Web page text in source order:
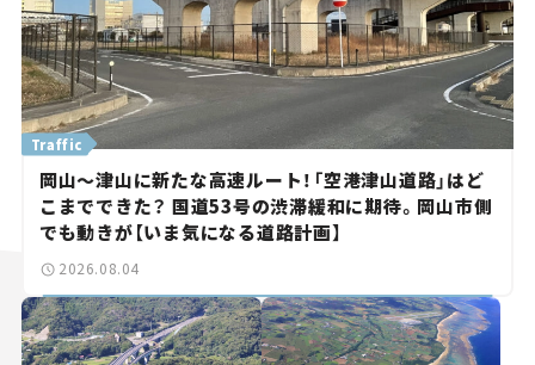
Traffic
岡山～津山に新たな高速ルート！「空港津山道路」はど
こまでできた？ 国道53号の渋滞緩和に期待。岡山市側
でも動きが【いま気になる道路計画】
2026.08.04